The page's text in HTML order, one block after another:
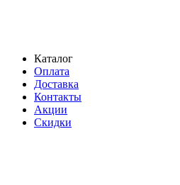
Каталог
Оплата
Доставка
Контакты
Акции
Скидки